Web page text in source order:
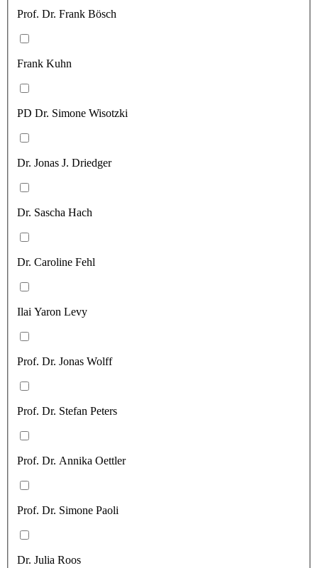
Prof. Dr. Frank Bösch
Frank Kuhn
PD Dr. Simone Wisotzki
Dr. Jonas J. Driedger
Dr. Sascha Hach
Dr. Caroline Fehl
Ilai Yaron Levy
Prof. Dr. Jonas Wolff
Prof. Dr. Stefan Peters
Prof. Dr. Annika Oettler
Prof. Dr. Simone Paoli
Dr. Julia Roos